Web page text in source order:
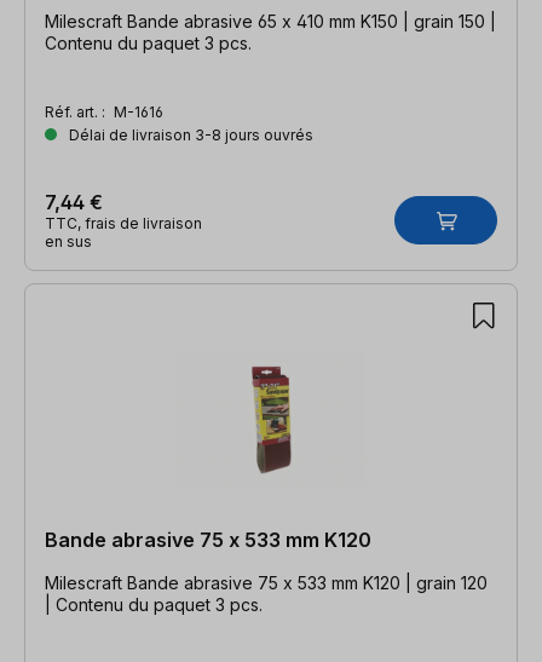
Milescraft Bande abrasive 65 x 410 mm K150 | grain 150 |
Contenu du paquet 3 pcs.
Réf. art. : M-1616
Délai de livraison 3-8 jours ouvrés
7,44 €
TTC, frais de livraison
en sus
Bande abrasive 75 x 533 mm K120
Milescraft Bande abrasive 75 x 533 mm K120 | grain 120
| Contenu du paquet 3 pcs.